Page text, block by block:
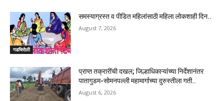
गडचिरोली
समस्याग्रस्त व पीडित महिलांसाठी महिला लोकशाही दिन..
August 7, 2026
प्राप्त तक्रारींची दखल; जिल्हाधिकाऱ्यांच्या निर्देशानंतर
पातागुडम-सोमनपल्ली महामार्गाच्या दुरुस्तीला गती..
August 6, 2026